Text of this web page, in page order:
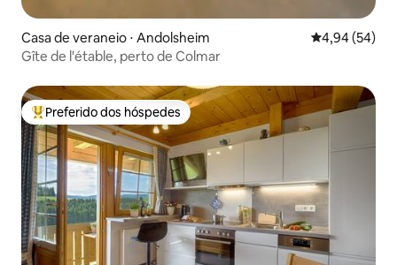
Casa de veraneio ⋅ Andolsheim 4,94 de uma
4,94 (54)
Gîte de l'étable, perto de Colmar
Entre os melhores preferidos dos hóspedes
Preferido dos hóspedes